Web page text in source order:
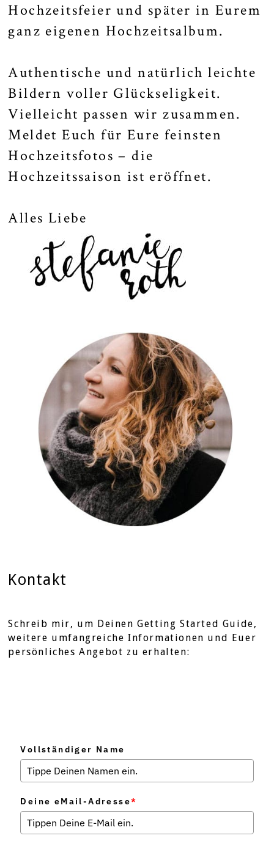
Hochzeitsfeier und später in Eurem
ganz eigenen Hochzeitsalbum.
Authentische und natürlich leichte
Bildern voller Glückseligkeit.
Vielleicht passen wir zusammen.
Meldet Euch für Eure feinsten
Hochzeitsfotos – die
Hochzeitssaison ist eröffnet.
Alles Liebe
Kontakt
Schreib mir, um Deinen Getting Started Guide,
weitere umfangreiche Informationen und Euer
persönliches Angebot zu erhalten:
Vollständiger Name
Deine eMail-Adresse*